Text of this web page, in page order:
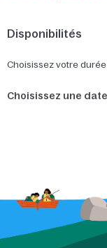
Disponibilités
Choisissez votre
Choisissez une